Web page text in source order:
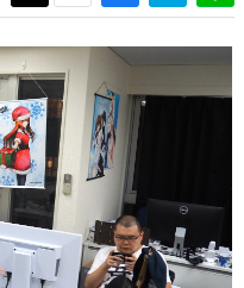
？
ゲームの魅力を画面や操作の
ていく、硬派で骨太な評論連載
ボス」… ゲームにまつわる言葉
ンピューター文化史研究家・タ